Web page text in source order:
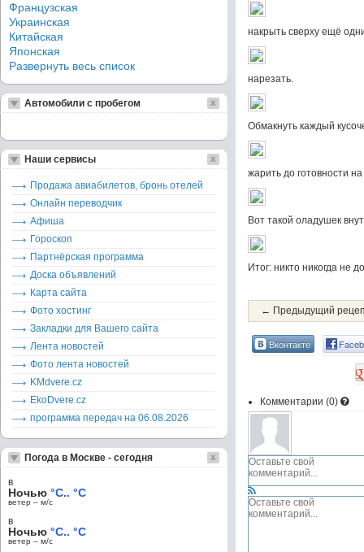
накрыть сверху ещё
нарезать.
Обмакнуть каждый
жарить до готовности
Bот такой оладушек
Итог: никто никогда не
← Предыдущий
Вконтакте
Комментарии (0)
Французская
Украинская
Китайская
Японская
Развернуть весь список
Автомобили с пробегом
Наши сервисы
Продажа авиабилетов, бронь отелей
Онлайн переводчик
Афиша
Гороскоп
Партнёрская программа
Доска объявлений
Карта сайта
Фото хостинг
Закладки для Вашего сайта
Лента новостей
Фото лента новостей
KMdvere.cz
EkoDvere.cz
программа передач на 06.08.2026
Погода в Москве - сегодня
в
Ночью °C.. °C
ветер – м/c
в
Ночью °C.. °C
ветер – м/c